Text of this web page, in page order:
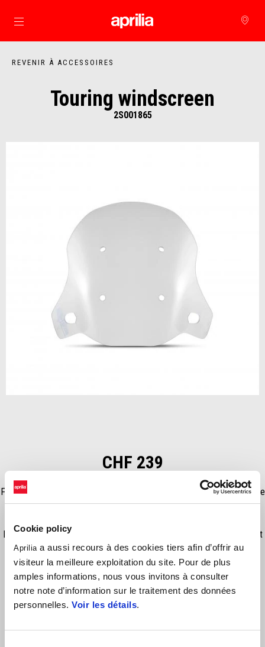
Cookie policy
Aprilia a aussi recours à des cookies tiers afin d’offrir au
visiteur la meilleure exploitation du site. Pour de plus
amples informations, nous vous invitons à consulter
notre note d’information sur le traitement des données
personnelles. Voir les détails.
Aller au contenu principal
REVENIR À ACCESSOIRES
Touring windscreen
2S001865
CHF 239
For long range ride or touring experience in bad weather conditions, the
touring windscreen is a compulsory accessory: improve the
Ensure a full clear visibility for a long time and strong resistence aginst
weather conditions.